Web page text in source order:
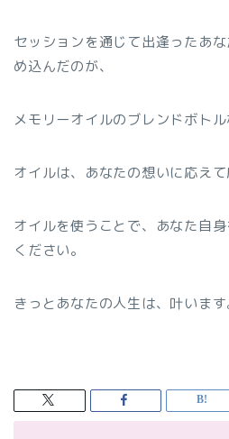
セッションを通じて出逢ったあ
め込んだのが、
メモリーオイルのブレンドボトル
オイルは、あなたの想いに応えて
オイルを使うことで、あなた自
ください。
きっとあなたの人生は、叶います